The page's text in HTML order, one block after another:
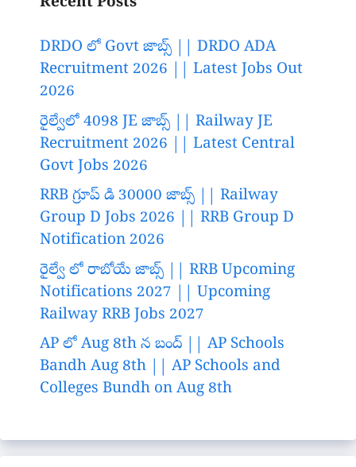
DRDO లో Govt జాబ్స్ || DRDO ADA
Recruitment 2026 || Latest Jobs Out
2026
రైల్వేలో 4098 JE జాబ్స్ || Railway JE
Recruitment 2026 || Latest Central
Govt Jobs 2026
RRB గ్రూప్ డి 30000 జాబ్స్ || Railway
Group D Jobs 2026 || RRB Group D
Notification 2026
రైల్వే లో రాబోయే జాబ్స్ || RRB Upcoming
Notifications 2027 || Upcoming
Railway RRB Jobs 2027
AP లో Aug 8th న బంద్ || AP Schools
Bandh Aug 8th || AP Schools and
Colleges Bundh on Aug 8th